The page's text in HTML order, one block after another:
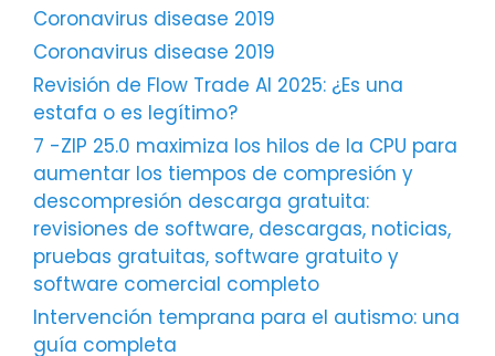
Coronavirus disease 2019
Coronavirus disease 2019
Revisión de Flow Trade AI 2025: ¿Es una
estafa o es legítimo?
7 -ZIP 25.0 maximiza los hilos de la CPU para
aumentar los tiempos de compresión y
descompresión descarga gratuita:
revisiones de software, descargas, noticias,
pruebas gratuitas, software gratuito y
software comercial completo
Intervención temprana para el autismo: una
guía completa